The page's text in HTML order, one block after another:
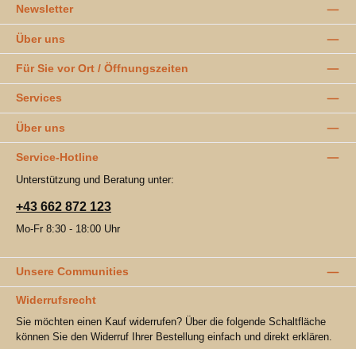
Newsletter
Über uns
Für Sie vor Ort / Öffnungszeiten
Services
Über uns
Service-Hotline
Unterstützung und Beratung unter:
+43 662 872 123
Mo-Fr 8:30 - 18:00 Uhr
Unsere Communities
Widerrufsrecht
Sie möchten einen Kauf widerrufen? Über die folgende Schaltfläche
können Sie den Widerruf Ihrer Bestellung einfach und direkt erklären.